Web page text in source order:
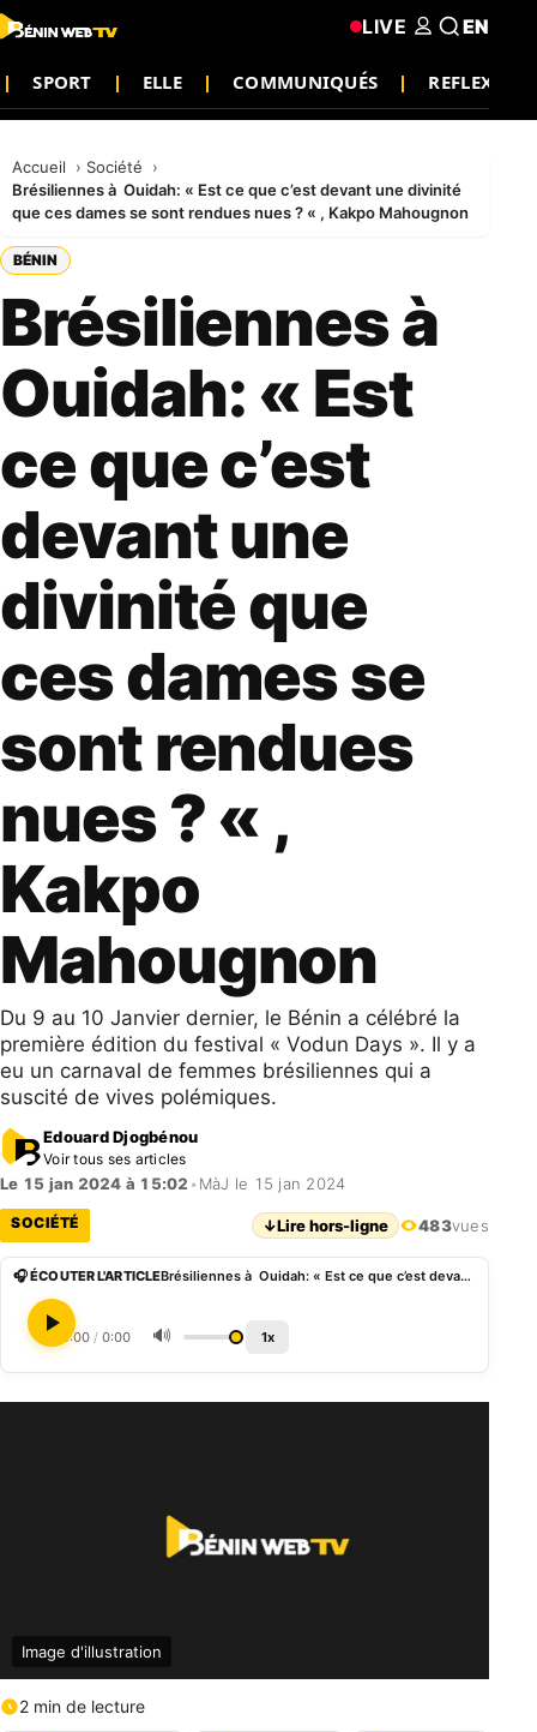
SPORT ELLE COMMUNIQUÉS REFLEXION
LIVE EN
Accueil
Société
Brésiliennes à Ouidah: « Est ce que c’est devant une divinité
que ces dames se sont rendues nues ? « , Kakpo Mahougnon
BÉNIN
Brésiliennes à
Ouidah: « Est
ce que c’est
devant une
divinité que
ces dames se
sont rendues
nues ? « ,
Kakpo
Mahougnon
Du 9 au 10 Janvier dernier, le Bénin a célébré la
première édition du festival « Vodun Days ». Il y a
eu un carnaval de femmes brésiliennes qui a
suscité de vives polémiques.
Edouard Djogbénou
Voir tous ses articles
Le 15 jan 2024 à 15:02 • MàJ le 15 jan 2024
SOCIÉTÉ ↓Lire hors-ligne 483vues
🎧 ÉCOUTER L'ARTICLE Brésiliennes à Ouidah: « Est ce que c’est devant une divinité que ces dames se sont rendues nues ? « , Kakpo Mahougnon
0:00 / 0:00 🔊 1x
Image d'illustration
2 min de lecture